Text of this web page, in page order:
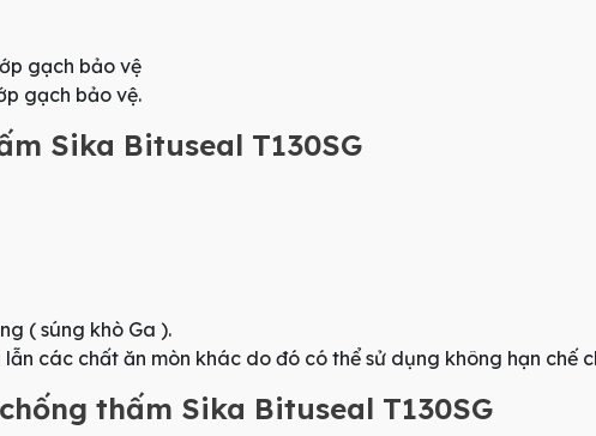
gạch bảo vệ
gạch bảo vệ.
Sika Bituseal T130SG
( súng khò Ga ).
các chất ăn mòn khác do đó có thể sử dụng không hạn
thấm Sika Bituseal T130SG